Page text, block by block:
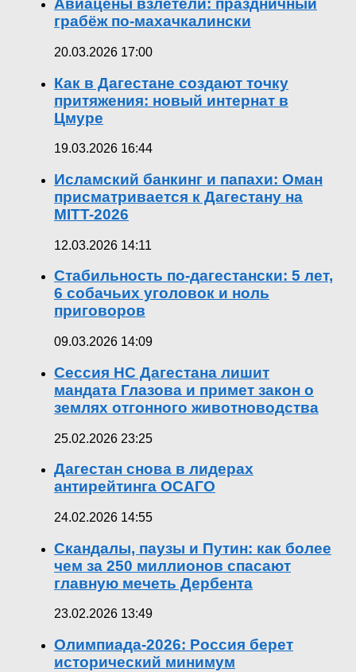
Авиацены взлетели: праздничный
грабёж по-махачкалински
20.03.2026 17:00
Как в Дагестане создают точку
притяжения: новый интернат в
Цмуре
19.03.2026 16:44
Исламский банкинг и папахи: Оман
присматривается к Дагестану на
MITT-2026
12.03.2026 14:11
Стабильность по-дагестански: 5 лет,
6 собачьих уголовок и ноль
приговоров
09.03.2026 14:09
Сессия НС Дагестана лишит
мандата Глазова и примет закон о
землях отгонного животноводства
25.02.2026 23:25
Дагестан снова в лидерах
антирейтинга ОСАГО
24.02.2026 14:55
Скандалы, паузы и Путин: как более
чем за 250 миллионов спасают
главную мечеть Дербента
23.02.2026 13:49
Олимпиада-2026: Россия берет
исторический минимум